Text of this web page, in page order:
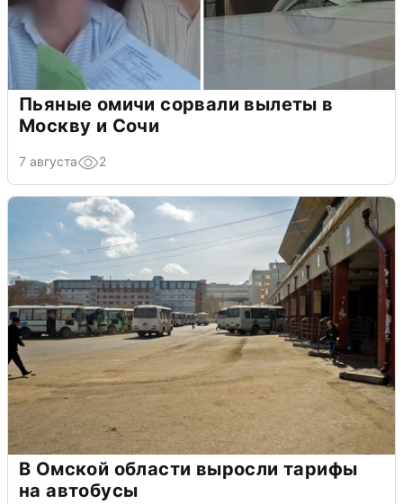
Пьяные омичи сорвали вылеты в
Москву и Сочи
7 августа 2
В Омской области выросли тарифы
на автобусы